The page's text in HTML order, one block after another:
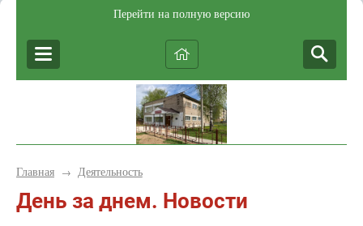
Перейти на полную версию
Главная → Деятельность
День за днем. Новости